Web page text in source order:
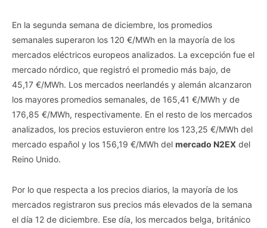
En la segunda semana de diciembre, los promedios
semanales superaron los 120 €/MWh en la mayoría de los
mercados eléctricos europeos analizados. La excepción fue el
mercado nórdico, que registró el promedio más bajo, de
45,17 €/MWh. Los mercados neerlandés y alemán alcanzaron
los mayores promedios semanales, de 165,41 €/MWh y de
176,85 €/MWh, respectivamente. En el resto de los mercados
analizados, los precios estuvieron entre los 123,25 €/MWh del
mercado español y los 156,19 €/MWh del mercado N2EX del
Reino Unido.
Por lo que respecta a los precios diarios, la mayoría de los
mercados registraron sus precios más elevados de la semana
el día 12 de diciembre. Ese día, los mercados belga, británico